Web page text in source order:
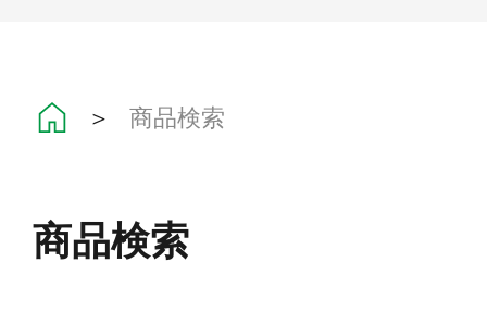
＞ 商品検索
商品検索